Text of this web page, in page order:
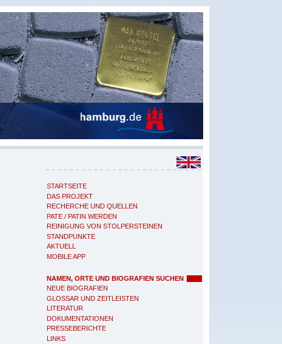
STARTSEITE
DAS PROJEKT
RECHERCHE UND QUELLEN
PATE / PATIN WERDEN
REINIGUNG VON STOLPERSTEINEN
STANDPUNKTE
AKTUELL
MOBILE APP
NAMEN, ORTE UND BIOGRAFIEN SUCHEN
NEUE BIOGRAFIEN
GLOSSAR UND ZEITLEISTEN
LITERATUR
DOKUMENTATIONEN
PRESSEBERICHTE
LINKS